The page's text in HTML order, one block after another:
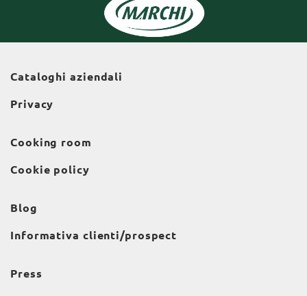
Cataloghi aziendali
Privacy
Cooking room
Cookie policy
Blog
Informativa clienti/prospect
Press